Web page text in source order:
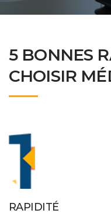
5 BONNES
CHOISIR
RAPIDITÉ